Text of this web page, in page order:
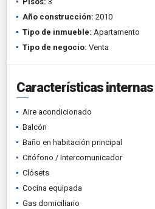
Año construcción: 2010
Tipo de inmueble: Apartamento
Tipo de negocio: Venta
Características internas
Aire acondicionado
Balcón
Baño en habitación principal
Citófono / Intercomunicador
Clósets
Cocina equipada
Gas domiciliario